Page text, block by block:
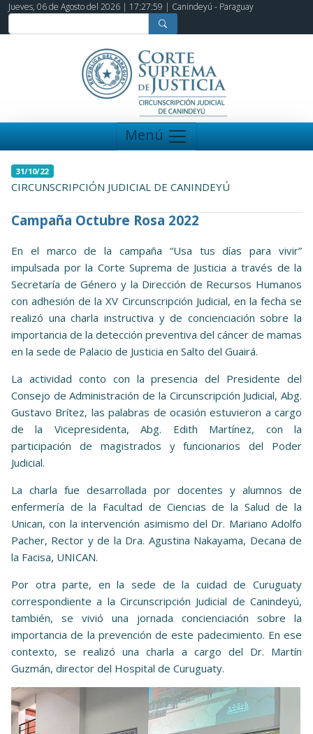
Jueves, 06 de Agosto del 2026 | 17:28:01 | Canindeyú - Paraguay
Menú
31/10/22
CIRCUNSCRIPCIÓN JUDICIAL DE CANINDEYÚ
Campaña Octubre Rosa 2022
En el marco de la campaña “Usa tus días para vivir”
impulsada por la Corte Suprema de Justicia a través de la
Secretaría de Género y la Dirección de Recursos Humanos
con adhesión de la XV Circunscripción Judicial, en la fecha se
realizó una charla instructiva y de concienciación sobre la
importancia de la detección preventiva del cáncer de mamas
en la sede de Palacio de Justicia en Salto del Guairá.
La actividad conto con la presencia del Presidente del
Consejo de Administración de la Circunscripción Judicial, Abg.
Gustavo Brítez, las palabras de ocasión estuvieron a cargo
de la Vicepresidenta, Abg. Edith Martínez, con la
participación de magistrados y funcionarios del Poder
Judicial.
La charla fue desarrollada por docentes y alumnos de
enfermería de la Facultad de Ciencias de la Salud de la
Unican, con la intervención asimismo del Dr. Mariano Adolfo
Pacher, Rector y de la Dra. Agustina Nakayama, Decana de
la Facisa, UNICAN.
Por otra parte, en la sede de la cuidad de Curuguaty
correspondiente a la Circunscripción Judicial de Canindeyú,
también, se vivió una jornada concienciación sobre la
importancia de la prevención de este padecimiento. En ese
contexto, se realizó una charla a cargo del Dr. Martín
Guzmán, director del Hospital de Curuguaty.